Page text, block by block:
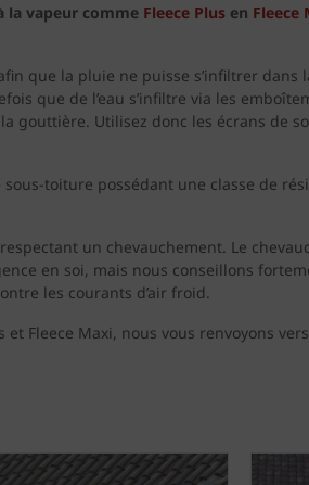
la vapeur comme Fleece Plus en Fleece
que la pluie ne puisse s’infiltrer dans
que de l’eau s’infiltre via les
gouttière. Utilisez donc les écrans de
toiture possédant une classe de
un chevauchement. Le
en soi, mais nous conseillons
les courants d’air froid.
et Fleece Maxi, nous vous renvoyons